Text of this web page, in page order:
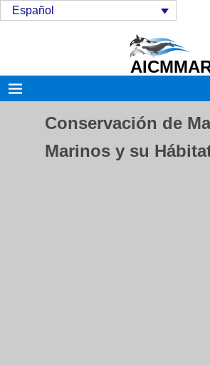
Español
Conservación de
Marinos y su